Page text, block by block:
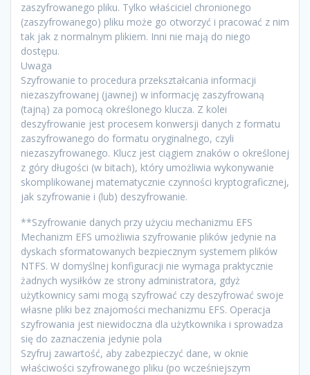
zaszyfrowanego pliku. Tylko właściciel chronionego
(zaszyfrowanego) pliku może go otworzyć i pracować z nim
tak jak z normalnym plikiem. Inni nie mają do niego
dostępu.
Uwaga
Szyfrowanie to procedura przekształcania informacji
niezaszyfrowanej (jawnej) w informację zaszyfrowaną
(tajną) za pomocą określonego klucza. Z kolei
deszyfrowanie jest procesem konwersji danych z formatu
zaszyfrowanego do formatu oryginalnego, czyli
niezaszyfrowanego. Klucz jest ciągiem znaków o określonej
z góry długości (w bitach), który umożliwia wykonywanie
skomplikowanej matematycznie czynności kryptograficznej,
jak szyfrowanie i (lub) deszyfrowanie.
**Szyfrowanie danych przy użyciu mechanizmu EFS
Mechanizm EFS umożliwia szyfrowanie plików jedynie na
dyskach sformatowanych bezpiecznym systemem plików
NTFS. W domyślnej konfiguracji nie wymaga praktycznie
żadnych wysiłków ze strony administratora, gdyż
użytkownicy sami mogą szyfrować czy deszyfrować swoje
własne pliki bez znajomości mechanizmu EFS. Operacja
szyfrowania jest niewidoczna dla użytkownika i sprowadza
się do zaznaczenia jedynie pola
Szyfruj zawartość, aby zabezpieczyć dane, w oknie
właściwości szyfrowanego pliku (po wcześniejszym